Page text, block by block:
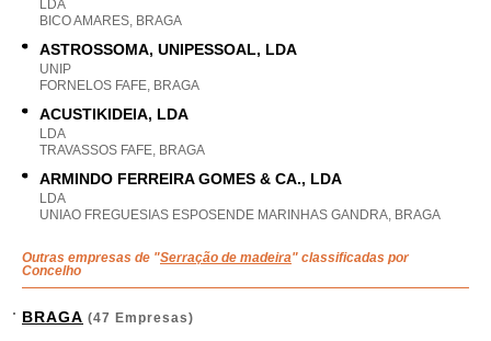
LDA
BICO AMARES, BRAGA
ASTROSSOMA, UNIPESSOAL, LDA
UNIP
FORNELOS FAFE, BRAGA
ACUSTIKIDEIA, LDA
LDA
TRAVASSOS FAFE, BRAGA
ARMINDO FERREIRA GOMES & CA., LDA
LDA
UNIAO FREGUESIAS ESPOSENDE MARINHAS GANDRA, BRAGA
Outras empresas de "Serração de madeira" classificadas por
Concelho
BRAGA (47 Empresas)